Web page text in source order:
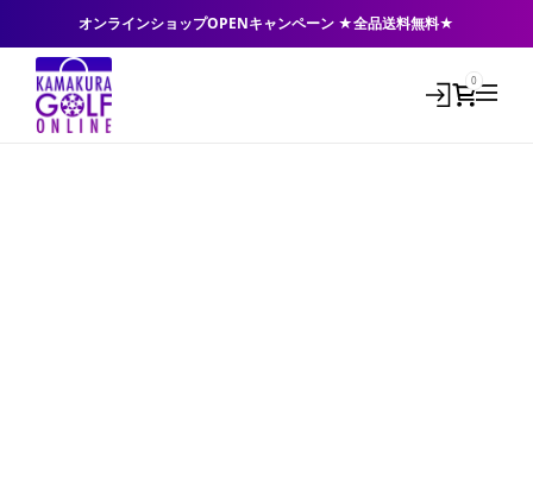
オンラインショップOPENキャンペーン ★全品送料無料★
0